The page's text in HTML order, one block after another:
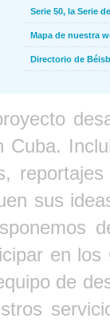
Serie 50, la Serie
Mapa de nuestra
Directorio de
Cuba.
sus
en
de